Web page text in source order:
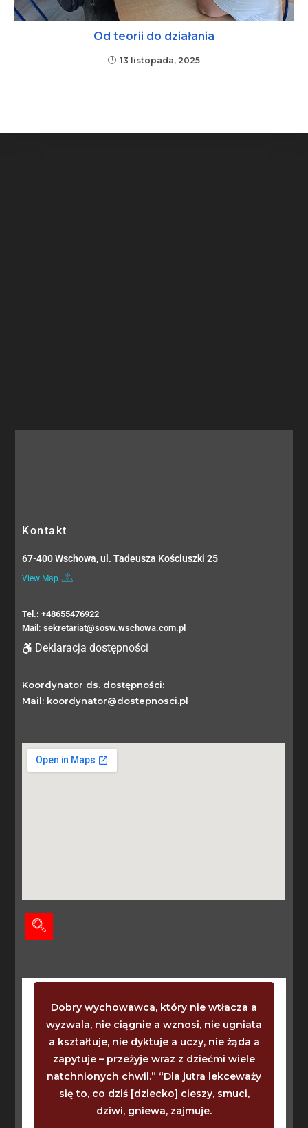
Od teorii do działania
13 listopada, 2025
Kontakt
67-400 Wschowa, ul. Tadeusza Kościuszki 25
View Map
Tel.: +48655476922
Mail: sekretariat@sosw.wschowa.com.pl
Deklaracja dostępności
Koordynator ds. dostępności:
Mail: koordynator@dostepnosci.pl
Dobry wychowawca, który nie wtłacza a
wyzwala, nie ciągnie a wznosi, nie ugniata
a kształtuje, nie dyktuje a uczy, nie żąda a
zapytuje – przeżyje wraz z dziećmi wiele
natchnionych chwil.” “Dla jutra lekceważy
się to, co dziś [dziecko] cieszy, smuci,
dziwi, gniewa, zajmuje.